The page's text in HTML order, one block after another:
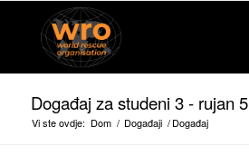
Događaj za studeni 3 - rujan 5
Vi ste ovdje: Dom / Događaji / Događaj